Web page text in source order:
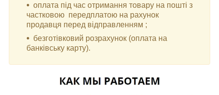
оплата під час отримання товару на пошті з
частковою передплатою на рахунок
продавця перед відправленням ;
безготівковий розрахунок (оплата на
банківську карту).